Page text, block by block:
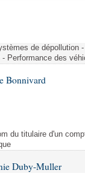
de dépollution
Performance des
Bonnivard
du titulaire d'un
Duby-Muller